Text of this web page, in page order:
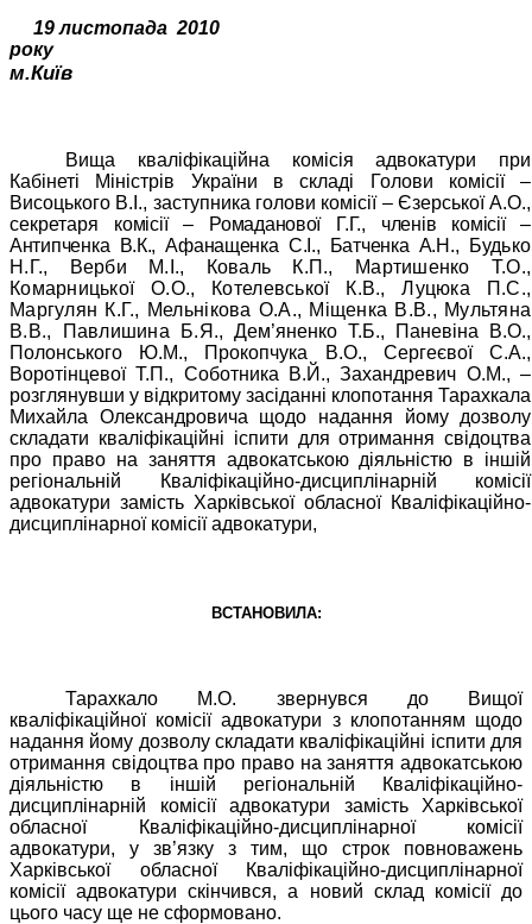
19 листопада 2010
року
м.Київ
Вища кваліфікаційна комісія адвокатури при
Кабінеті Міністрів України в складі Голови комісії –
Висоцького В.І., заступника голови комісії – Єзерської А.О.,
секретаря комісії – Ромаданової Г.Г., членів комісії –
Антипченка В.К., Афанащенка С.І., Батченка А.Н.,
Будько
Н.Г., Верби М.І., Коваль К.П., Мартишенко Т.О.,
Комарницької О.О., Котелевської К.В., Луцюка П.С.,
Маргулян К.Г., Мельнікова О.А., Міщенка В.В., Мультяна
В.В., Павлишина Б.Я., Дем’яненко Т.Б., Паневіна В.О.,
Полонського Ю.М., Прокопчука В.О., Сергеєвої С.А.,
Воротінцевої Т.П., Соботника В.Й., Захандревич О.М., –
розглянувши у відкритому засіданні клопотання Тарахкала
Михайла Олександровича щодо надання йому дозволу
складати кваліфікаційні іспити для отримання свідоцтва
про право на заняття адвокатською діяльністю в іншій
регіональній Кваліфікаційно-дисциплінарній комісії
адвокатури замість Харківської обласної Кваліфікаційно-
дисциплінарної комісії адвокатури,
ВСТАНОВИЛА:
Тарахкало М.О. звернувся до Вищої
кваліфікаційної комісії адвокатури з клопотанням щодо
надання йому дозволу складати кваліфікаційні іспити для
отримання свідоцтва про право на заняття адвокатською
діяльністю в іншій регіональній Кваліфікаційно-
дисциплінарній комісії адвокатури замість Харківської
обласної Кваліфікаційно-дисциплінарної комісії
адвокатури, у зв’язку з тим, що строк повноважень
Харківської обласної Кваліфікаційно-дисциплінарної
комісії адвокатури скінчився, а новий склад комісії до
цього часу ще не сформовано.